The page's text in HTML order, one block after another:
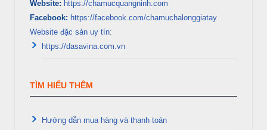
Website: https://chamucquangninh.com
Facebook: https://facebook.com/chamuchalonggiatay
Website đặc sản uy tín:
https://dasavina.com.vn
TÌM HIỂU THÊM
Hướng dẫn mua hàng và thanh toán